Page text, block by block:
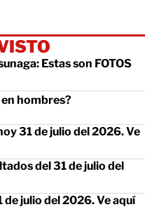
Estas son FOTOS
en hombres?
31 de julio del 2026. Ve
del 31 de julio del
de julio del 2026. Ve aquí